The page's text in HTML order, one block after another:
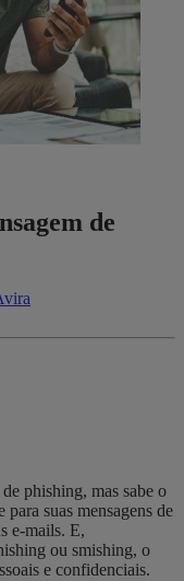
de
phishing, mas sabe o
suas mensagens de
e-mails. E,
ou smishing, o
e confidenciais.